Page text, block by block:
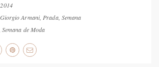
Giorgio Armani, Prada, Semana
Semana de Moda